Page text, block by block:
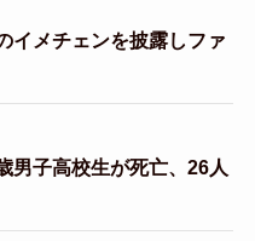
イメチェンを披露しファ
男子高校生が死亡、26人